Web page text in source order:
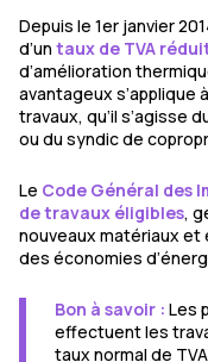
Depuis le 1er janvier
d’un taux de TVA
d’amélioration
avantageux s’applique
travaux, qu’il s’agisse
ou du syndic de
Le Code Général des
de travaux éligibles,
nouveaux matériaux
des économies
Bon à savoir : Les
effectuent les
taux normal de